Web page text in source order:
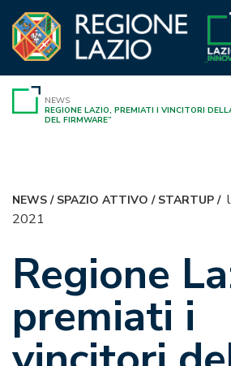
contenuto
NEWS
REGIONE LAZIO, PREMIATI I VINCITORI
DEL FIRMWARE”
NEWS/ SPAZIO ATTIVO / STARTUP/
2021
Regione
premiati i